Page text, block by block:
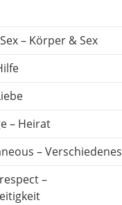
– Körper & Sex
– Heirat
– Verschiedenes
–